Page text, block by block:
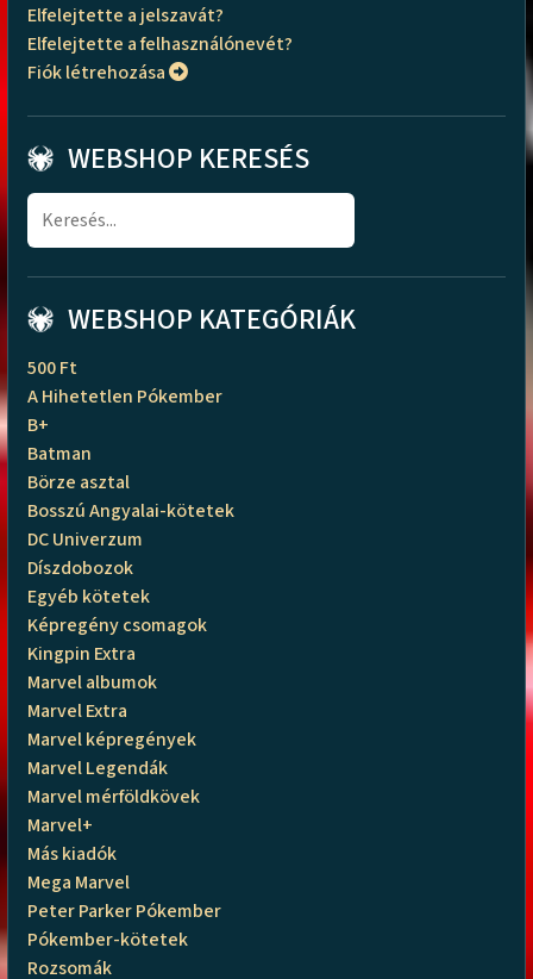
Elfelejtette a jelszavát?
Elfelejtette a felhasználónevét?
Fiók létrehozása
WEBSHOP KERESÉS
WEBSHOP KATEGÓRIÁK
500 Ft
A Hihetetlen Pókember
B+
Batman
Börze asztal
Bosszú Angyalai-kötetek
DC Univerzum
Díszdobozok
Egyéb kötetek
Képregény csomagok
Kingpin Extra
Marvel albumok
Marvel Extra
Marvel képregények
Marvel Legendák
Marvel mérföldkövek
Marvel+
Más kiadók
Mega Marvel
Peter Parker Pókember
Pókember-kötetek
Rozsomák